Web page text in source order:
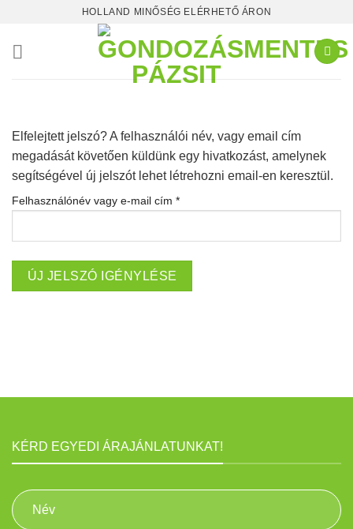
content
HOLLAND MINŐSÉG ELÉRHETŐ ÁRON
Elfelejtett jelszó? A felhasználói név, vagy email cím
megadását követően küldünk egy hivatkozást, amelynek
segítségével új jelszót lehet létrehozni email-en keresztül.
Felhasználónév vagy e-mail cím *Kötelező
ÚJ JELSZÓ IGÉNYLÉSE
KÉRD EGYEDI ÁRAJÁNLATUNKAT!